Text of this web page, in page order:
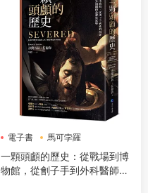
電子書 馬可孛羅
一顆頭顱的歷史：從戰場到博
物館，從劊子手到外科醫師，